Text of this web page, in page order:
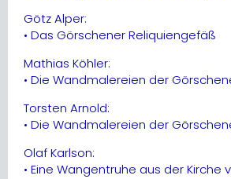
Götz Alper:
• Das Görschener Reliquiengefäß
Mathias Köhler:
• Die Wandmalereien der
Torsten Arnold:
• Die Wandmalereien der
Olaf Karlson:
• Eine Wangentruhe aus der Kirche